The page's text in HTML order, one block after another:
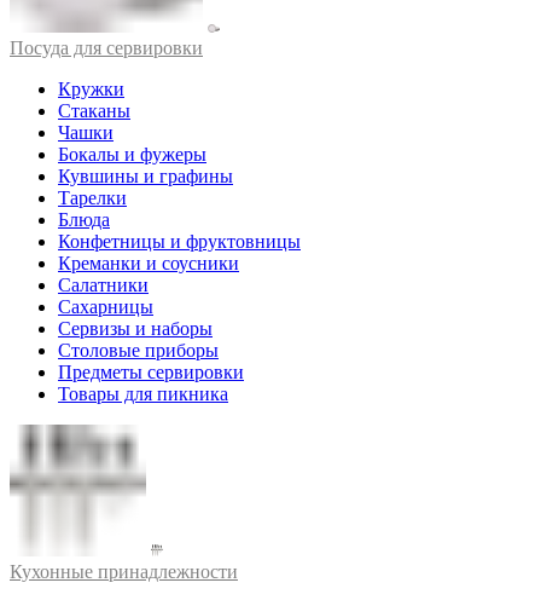
Посуда для сервировки
Кружки
Стаканы
Чашки
Бокалы и фужеры
Кувшины и графины
Тарелки
Блюда
Конфетницы и фруктовницы
Креманки и соусники
Салатники
Сахарницы
Сервизы и наборы
Столовые приборы
Предметы сервировки
Товары для пикника
Кухонные принадлежности